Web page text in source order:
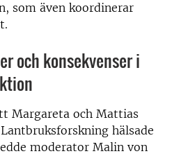
som även koordinerar
och konsekvenser i
Margareta och Mattias
hälsade
moderator Malin von